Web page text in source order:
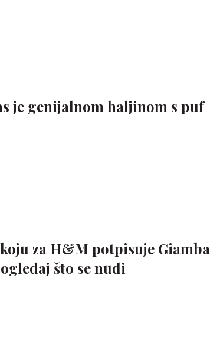
je genijalnom haljinom s puf
za H&M potpisuje
što se nudi